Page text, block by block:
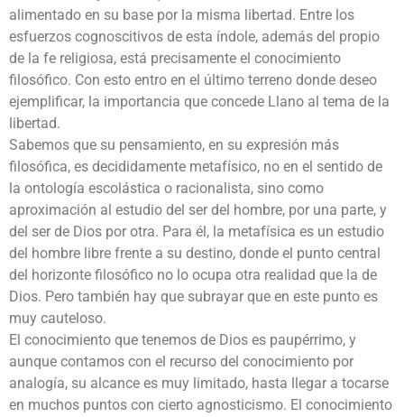
alimentado en su base por la misma libertad. Entre los
esfuerzos cognoscitivos de esta índole, además del propio
de la fe religiosa, está precisamente el conocimiento
filosófico. Con esto entro en el último terreno donde deseo
ejemplificar, la importancia que concede Llano al tema de la
libertad.
Sabemos que su pensamiento, en su expresión más
filosófica, es decididamente metafísico, no en el sentido de
la ontología escolástica o racionalista, sino como
aproximación al estudio del ser del hombre, por una parte, y
del ser de Dios por otra. Para él, la metafísica es un estudio
del hombre libre frente a su destino, donde el punto central
del horizonte filosófico no lo ocupa otra realidad que la de
Dios. Pero también hay que subrayar que en este punto es
muy cauteloso.
El conocimiento que tenemos de Dios es paupérrimo, y
aunque contamos con el recurso del conocimiento por
analogía, su alcance es muy limitado, hasta llegar a tocarse
en muchos puntos con cierto agnosticismo. El conocimiento